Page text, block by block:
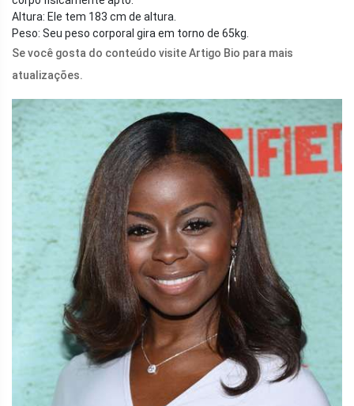
Altura: Ele tem 183 cm de altura.
Peso: Seu peso corporal gira em torno de 65kg.
Se você gosta do conteúdo visite Artigo Bio para mais
atualizações.